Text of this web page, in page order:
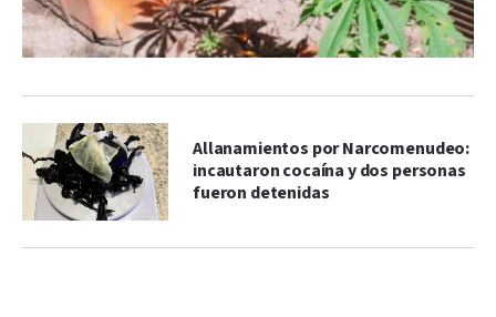
Allanamientos por Narcomenudeo:
incautaron cocaína y dos personas
fueron detenidas